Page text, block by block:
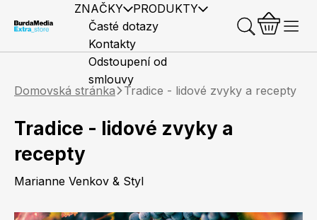
ZNAČKY PRODUKTY
Elle
Předplatné časopisů
Časté dotazy
Kontakty
Odstoupení od
smlouvy
Domovská stránka
Tradice - lidové zvyky a recepty
Tradice - lidové zvyky a
recepty
Marianne Venkov & Styl